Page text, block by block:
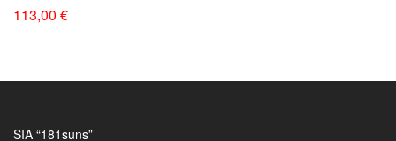
113,00 €
SIA “181suns”